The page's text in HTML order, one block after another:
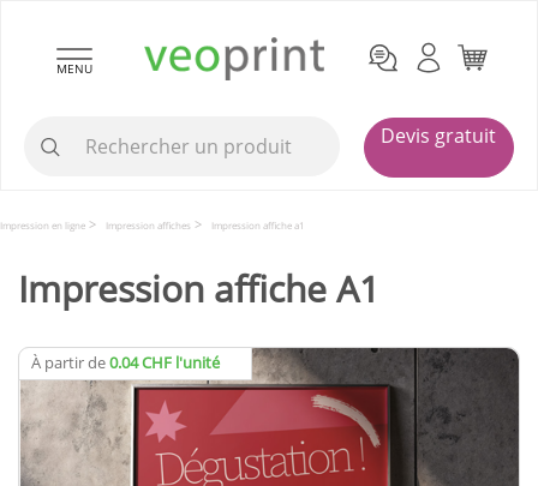
MENU
Devis gratuit
Impression en ligne Impression affiches Impression affiche a1
Impression affiche A1
À partir de0.04 CHF l'unité